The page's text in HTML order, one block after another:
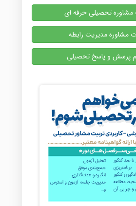
تحصیلی حرفه ای
مشاوره مدیریت رابطه
پرسش و پاسخ تحصیلی